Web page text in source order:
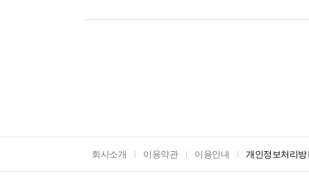
회사소개 이용약관 이용안내 개인정보처리방